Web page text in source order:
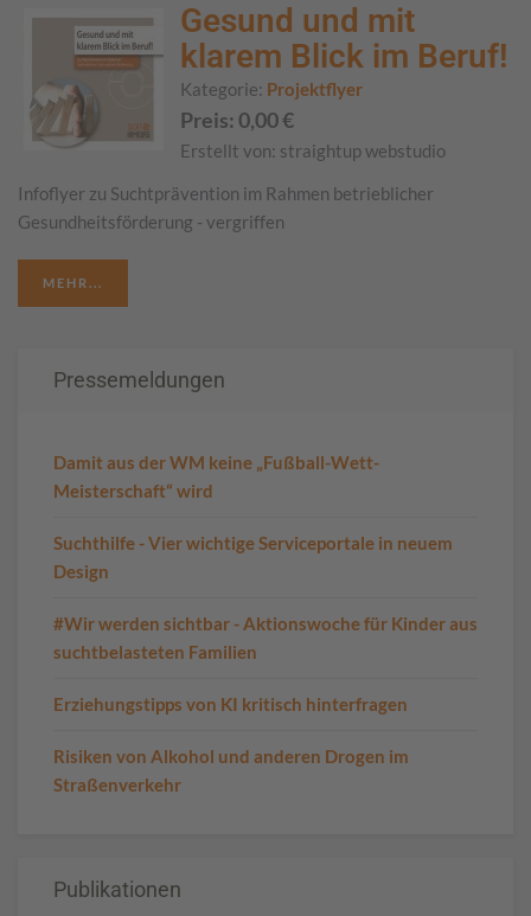
Gesund und mit
klarem Blick im Beruf!
Kategorie: Projektflyer
Preis: 0,00€
Erstellt von: straightup webstudio
Infoflyer zu Suchtprävention im Rahmen betrieblicher
Gesundheitsförderung - vergriffen
MEHR...
Pressemeldungen
Damit aus der WM keine „Fußball-Wett-
Meisterschaft“ wird
Suchthilfe - Vier wichtige Serviceportale in neuem
Design
#Wir werden sichtbar - Aktionswoche für Kinder aus
suchtbelasteten Familien
Erziehungstipps von KI kritisch hinterfragen
Risiken von Alkohol und anderen Drogen im
Straßenverkehr
Publikationen